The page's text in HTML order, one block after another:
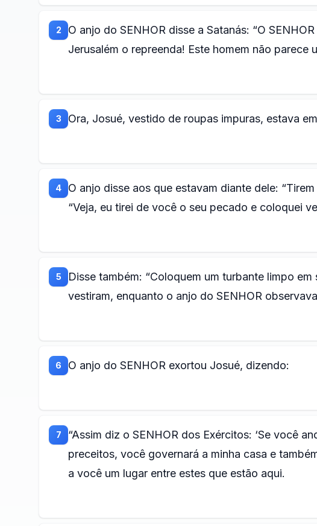
2
O anjo do SENHOR disse a Satanás: “O
Jerusalém o repreenda! Este homem não parece
3 Ora, Josué, vestido de roupas impuras, estava
4
O anjo disse aos que estavam diante dele:
“Veja, eu tirei de você o seu pecado e coloquei
5
Disse também: “Coloquem um turbante limpo
vestiram, enquanto o anjo do SENHOR
6 O anjo do SENHOR exortou Josué, dizendo:
7
“Assim diz o SENHOR dos Exércitos: ‘Se você
preceitos, você governará a minha casa e
a você um lugar entre estes que estão aqui.